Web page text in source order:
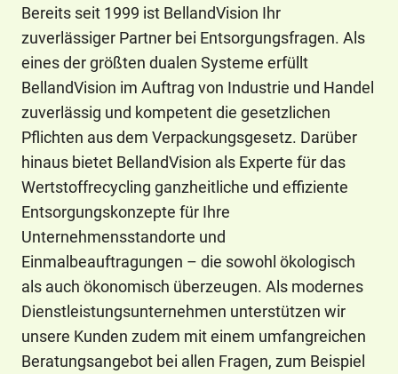
Bereits seit 1999 ist BellandVision Ihr
zuverlässiger Partner bei Entsorgungsfragen. Als
eines der größten dualen Systeme erfüllt
BellandVision im Auftrag von Industrie und Handel
zuverlässig und kompetent die gesetzlichen
Pflichten aus dem Verpackungsgesetz. Darüber
hinaus bietet BellandVision als Experte für das
Wertstoffrecycling ganzheitliche und effiziente
Entsorgungskonzepte für Ihre
Unternehmensstandorte und
Einmalbeauftragungen – die sowohl ökologisch
als auch ökonomisch überzeugen. Als modernes
Dienstleistungsunternehmen unterstützen wir
unsere Kunden zudem mit einem umfangreichen
Beratungsangebot bei allen Fragen, zum Beispiel